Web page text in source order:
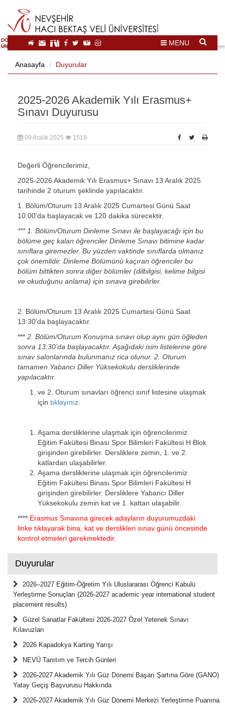
DOĞAL VE KÜLTÜREL MİRAS TURİZMİ İHTİSASLAŞMA
ÜNİVERSİTESİ
MENU
Anasayfa Duyurular
2025-2026 Akademik Yılı Erasmus+
Sınavı Duyurusu
09 Aralık 2025 1519
Değerli Öğrencilerimiz,
2025-2026 Akademik Yılı Erasmus+ Sınavı 13 Aralık 2025
tarihinde 2 oturum şeklinde yapılacaktır.
1. Bölüm/Oturum 13 Aralık 2025 Cumartesi Günü Saat
10:00'da başlayacak ve 120 dakika sürecektir.
*** 1. Bölüm/Oturum Dinleme Sınavı ile başlayacağı için bu
bölüme geç kalan öğrenciler Dinleme Sınavı bitimine kadar
sınıflara giremezler. Bu yüzden vaktinde sınıflarda olmanız
çok önemlidir. Dinleme Bölümünü kaçıran öğrenciler bu
bölüm bittikten sonra diğer bölümler (dilbilgisi, kelime bilgisi
ve okuduğunu anlama) için sınava girebilirler.
2. Bölüm/Oturum 13 Aralık 2025 Cumartesi Günü Saat
13:30'da başlayacaktır.
*** 2. Bölüm/Oturum Konuşma sınavı olup aynı gün öğleden
sonra 13:30’da başlayacaktır. Aşağıdaki isim listelerine göre
sınav salonlarında bulunmanız rica olunur. 2. Oturum
tamamen Yabancı Diller Yüksekokulu dersliklerinde
yapılacaktır.
ve 2. Oturum sınavları öğrenci sınıf listesine ulaşmak
için tıklayınız
Aşama dersliklerine ulaşmak için öğrencilerimiz
Eğitim Fakültesi Binası Spor Bilimleri Fakültesi H Blok
girişinden girebilirler. Dersliklere zemin, 1. ve 2.
katlardan ulaşabilirler.
Aşama dersliklerine ulaşmak için öğrencilerimiz
Eğitim Fakültesi Binası Spor Bilimleri Fakültesi H
girişinden girebilirler. Dersliklere Yabancı Diller
Yüksekokulu zemin kat ve 1. kattan ulaşabilir.
**** Erasmus Sınavına girecek adayların duyurumuzdaki
linke tıklayarak bina, kat ve derslikleri sınav günü öncesinde
kontrol etmeleri gerekmektedir.
Duyurular
2026–2027 Eğitim-Öğretim Yılı Uluslararası Öğrenci Kabulü
Yerleştirme Sonuçları (2026-2027 academic year international student
placement results)
Güzel Sanatlar Fakültesi 2026-2027 Özel Yetenek Sınavı
Kılavuzları
2026 Kapadokya Karting Yarışı
NEVÜ Tanıtım ve Tercih Günleri
2026-2027 Akademik Yılı Güz Dönemi Başarı Şartına Göre (GANO)
Yatay Geçiş Başvurusu Hakkında
2026-2027 Akademik Yılı Güz Dönemi Merkezi Yerleştirme Puanına